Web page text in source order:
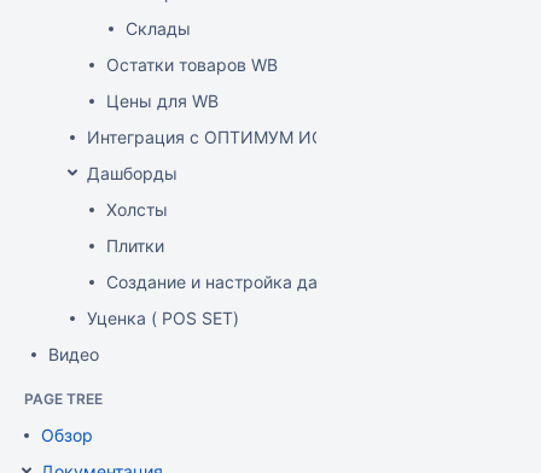
Склады
Остатки товаров WB
Цены для WB
Интеграция с ОПТИМУМ ИСУМТ
Дашборды
Холсты
Плитки
Создание и настройка дашборда
Уценка ( POS SET)
Видео
PAGE TREE
Обзор